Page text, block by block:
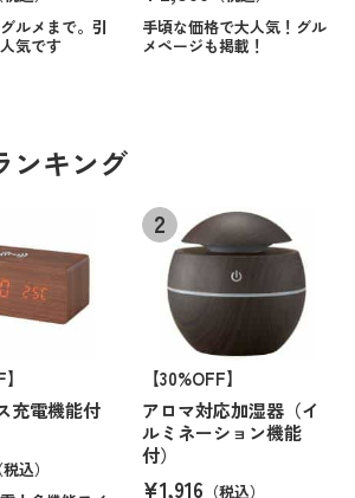
ルメまで。引
気です
手頃な価格で大人気！グル
メページも掲載！
ンキング
充電機能付
（税込）
【30%OFF】
アロマ対応加湿器（イ
ルミネーション機能
付）
¥1,916 （税込）